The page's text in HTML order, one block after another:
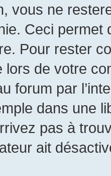
vous ne
Ceci permet
Pour rester
lors de votre
forum par
dans une
pas à
ait